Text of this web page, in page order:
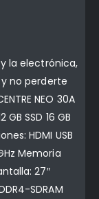
la electrónica,
no perderte
NEO 30A
SSD 16 GB
HDMI USB
Memoria
27″
SDRAM